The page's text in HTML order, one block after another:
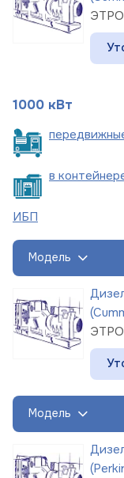
ЭТРО
1000 кВт
пере
в
ИБП
Модель
ЭТРО
Модель